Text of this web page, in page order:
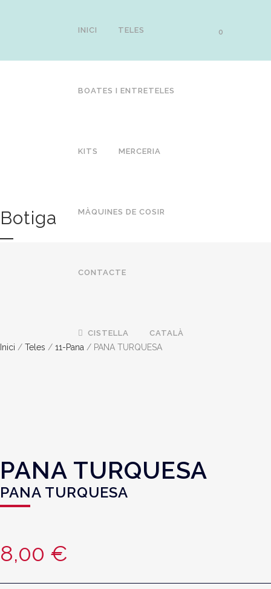
0
INICI TELES
BOATES I ENTRETELES
KITS MERCERIA
MÀQUINES DE COSIR
CONTACTE
CISTELLA CATALÀ
Botiga
Inici / Teles / 11-Pana / PANA TURQUESA
PANA TURQUESA
PANA TURQUESA
8,00 €